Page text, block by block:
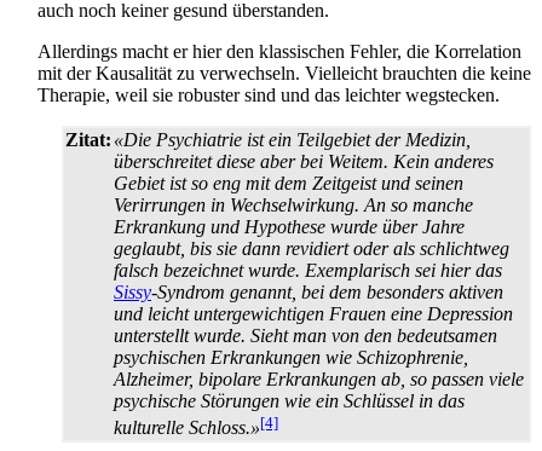
auch noch keiner gesund überstanden.
Allerdings macht er hier den klassischen Fehler, die Korrelation
mit der Kausalität zu verwechseln. Vielleicht brauchten die keine
Therapie, weil sie robuster sind und das leichter wegstecken.
Zitat: «Die Psychiatrie ist ein Teilgebiet der Medizin,
überschreitet diese aber bei Weitem. Kein anderes
Gebiet ist so eng mit dem Zeitgeist und seinen
Verirrungen in Wechsel­wirkung. An so manche
Erkrankung und Hypothese wurde über Jahre
geglaubt, bis sie dann revidiert oder als schlichtweg
falsch bezeichnet wurde. Exemplarisch sei hier das
Sissy-Syndrom genannt, bei dem besonders aktiven
und leicht untergewichtigen Frauen eine Depression
unterstellt wurde. Sieht man von den bedeutsamen
psychischen Erkrankungen wie Schizophrenie,
Alzheimer, bipolare Erkrankungen ab, so passen viele
psychische Störungen wie ein Schlüssel in das
kulturelle Schloss.»[4]